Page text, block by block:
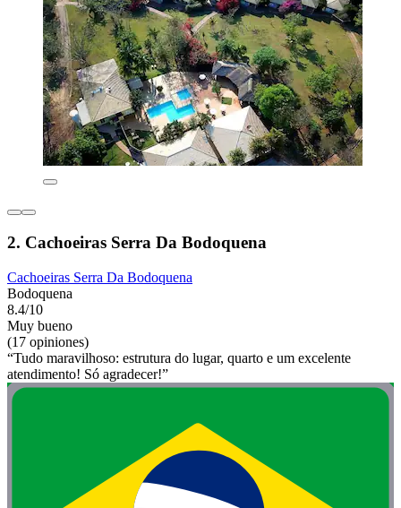
2. Cachoeiras Serra Da Bodoquena
Cachoeiras Serra Da Bodoquena
Bodoquena
8.4/10
Muy bueno
(17 opiniones)
“Tudo maravilhoso: estrutura do lugar, quarto e um excelente
atendimento! Só agradecer!”